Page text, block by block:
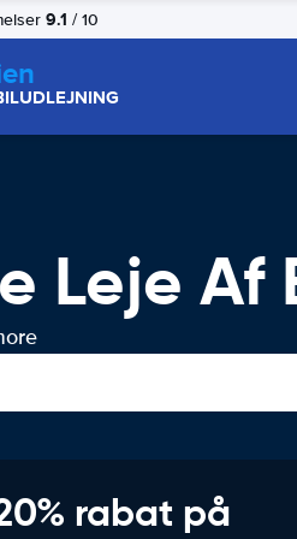
9.1 / 10
Leje Af
rabat på